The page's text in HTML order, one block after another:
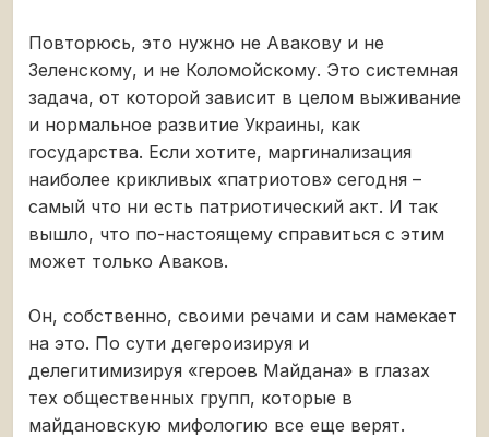
Повторюсь, это нужно не Авакову и не
Зеленскому, и не Коломойскому. Это системная
задача, от которой зависит в целом выживание
и нормальное развитие Украины, как
государства. Если хотите, маргинализация
наиболее крикливых «патриотов» сегодня –
самый что ни есть патриотический акт. И так
вышло, что по-настоящему справиться с этим
может только Аваков.
Он, собственно, своими речами и сам намекает
на это. По сути дегероизируя и
делегитимизируя «героев Майдана» в глазах
тех общественных групп, которые в
майдановскую мифологию все еще верят.